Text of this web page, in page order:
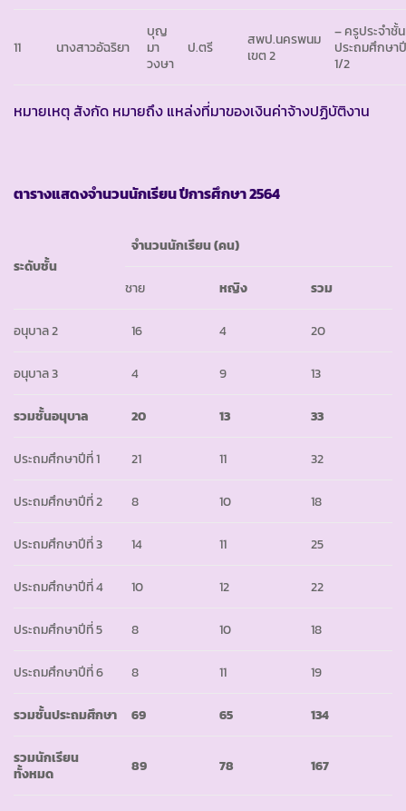
11 นางสาวอัฉริยา
บุญ
มา
วงษา
ป.ตรี
สพป.นครพนม
เขต 2
– ครูประจำชั้น
ประถมศึกษา
1/2
หมายเหตุ สังกัด หมายถึง แหล่งที่มาของเงินค่าจ้างปฏิบัติงาน
ตารางแสดงจำนวนนักเรียน ปีการศึกษา2564
ระดับชั้น
จำนวนนักเรียน (คน)
ชาย หญิง รวม
อนุบาล 2 16 4 20
อนุบาล 3 4 9 13
รวมชั้นอนุบาล 20 13 33
ประถมศึกษาปีที่ 1 21 11 32
ประถมศึกษาปีที่ 2 8 10 18
ประถมศึกษาปีที่ 3 14 11 25
ประถมศึกษาปีที่ 4 10 12 22
ประถมศึกษาปีที่ 5 8 10 18
ประถมศึกษาปีที่ 6 8 11 19
รวมชั้นประถมศึกษา 69 65 134
รวมนักเรียน
ทั้งหมด
89 78 167